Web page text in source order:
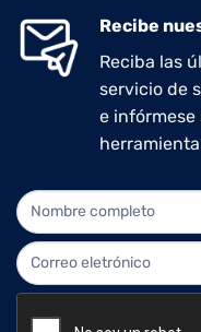
Recibe
Reciba las
servicio de
e infórmese
NEWLETTER